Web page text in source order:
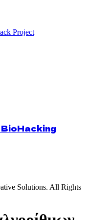
BioHacking
Solutions. All Rights